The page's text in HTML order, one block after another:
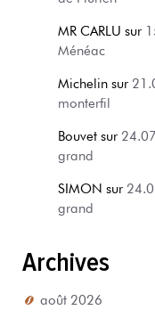
MR CARLU sur
Ménéac
Michelin sur
monterfil
Bouvet sur
grand
SIMON sur
grand
Archives
août 2026